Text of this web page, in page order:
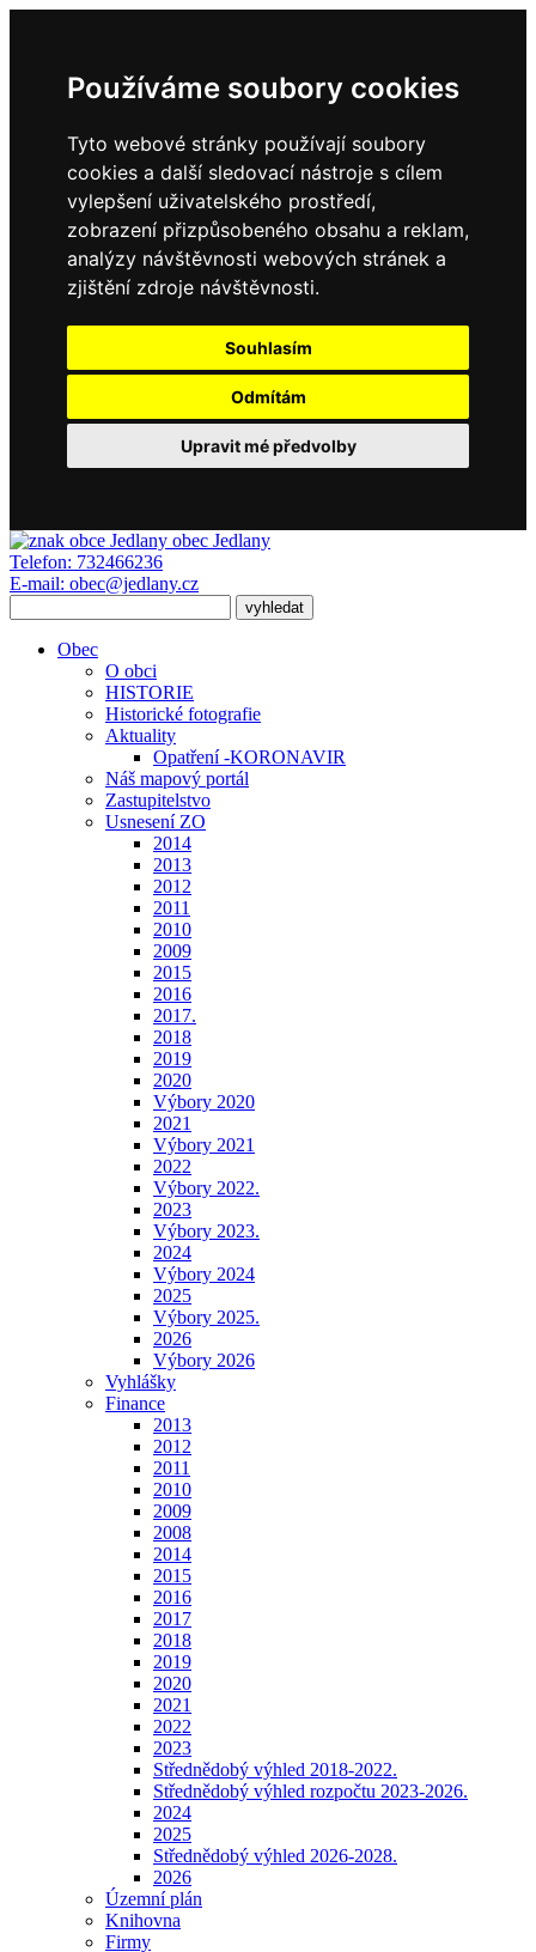
Používáme soubory cookies
Tyto webové stránky používají soubory
cookies a další sledovací nástroje s cílem
vylepšení uživatelského prostředí,
zobrazení přizpůsobeného obsahu a reklam,
analýzy návštěvnosti webových stránek a
zjištění zdroje návštěvnosti.
Souhlasím
Odmítám
Upravit mé předvolby
obec Jedlany
Telefon: 732466236
E-mail: obec@jedlany.cz
Obec
O obci
HISTORIE
Historické fotografie
Aktuality
Opatření -KORONAVIR
Náš mapový portál
Zastupitelstvo
Usnesení ZO
2014
2013
2012
2011
2010
2009
2015
2016
2017.
2018
2019
2020
Výbory 2020
2021
Výbory 2021
2022
Výbory 2022.
2023
Výbory 2023.
2024
Výbory 2024
2025
Výbory 2025.
2026
Výbory 2026
Vyhlášky
Finance
2013
2012
2011
2010
2009
2008
2014
2015
2016
2017
2018
2019
2020
2021
2022
2023
Střednědobý výhled 2018-2022.
Střednědobý výhled rozpočtu 2023-2026.
2024
2025
Střednědobý výhled 2026-2028.
2026
Územní plán
Knihovna
Firmy